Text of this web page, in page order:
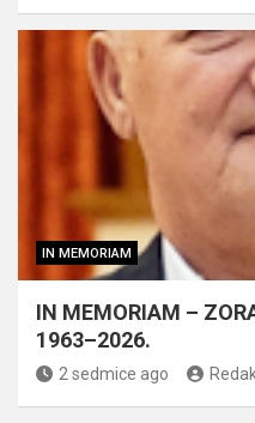
IN MEMORIAM
IN MEMORIAM –
1963–2026.
2 sedmice ago